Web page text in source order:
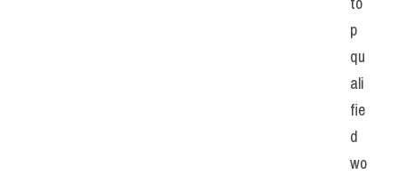
p
qu
ali
fie
d
wo